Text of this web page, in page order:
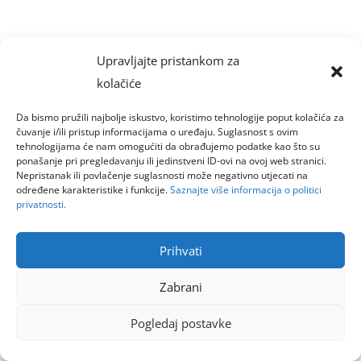
Upravljajte pristankom za
kolačiće
Da bismo pružili najbolje iskustvo, koristimo tehnologije poput kolačića za
čuvanje i/ili pristup informacijama o uređaju. Suglasnost s ovim
tehnologijama će nam omogućiti da obrađujemo podatke kao što su
ponašanje pri pregledavanju ili jedinstveni ID-ovi na ovoj web stranici.
Nepristanak ili povlačenje suglasnosti može negativno utjecati na
određene karakteristike i funkcije.Saznajte više informacija o politici
privatnosti.
Prihvati
Zabrani
Pogledaj postavke